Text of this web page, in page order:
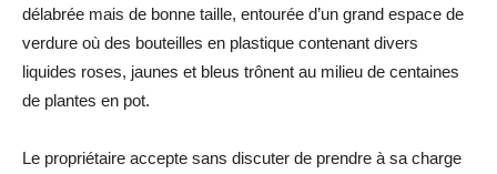
délabrée mais de bonne taille, entourée d’un grand espace de
verdure où des bouteilles en plastique contenant divers
liquides roses, jaunes et bleus trônent au milieu de centaines
de plantes en pot.
Le propriétaire accepte sans discuter de prendre à sa charge